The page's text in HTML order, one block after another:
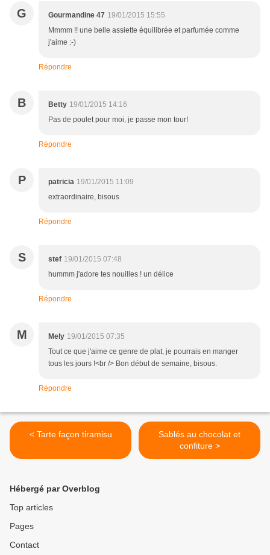
G Gourmandine 47 19/01/2015 15:55
Mmmm !! une belle assiette équilibrée et parfumée comme
j'aime :-)
Répondre
B Betty 19/01/2015 14:16
Pas de poulet pour moi, je passe mon tour!
Répondre
P patricia 19/01/2015 11:09
extraordinaire, bisous
Répondre
S stef 19/01/2015 07:48
hummm j'adore tes nouilles ! un délice
Répondre
M Mely 19/01/2015 07:35
Tout ce que j'aime ce genre de plat, je pourrais en manger
tous les jours !<br /> Bon début de semaine, bisous.
Répondre
< Tarte façon tiramisu
Sablés au chocolat et
confiture >
Hébergé par Overblog
Top articles
Pages
Contact